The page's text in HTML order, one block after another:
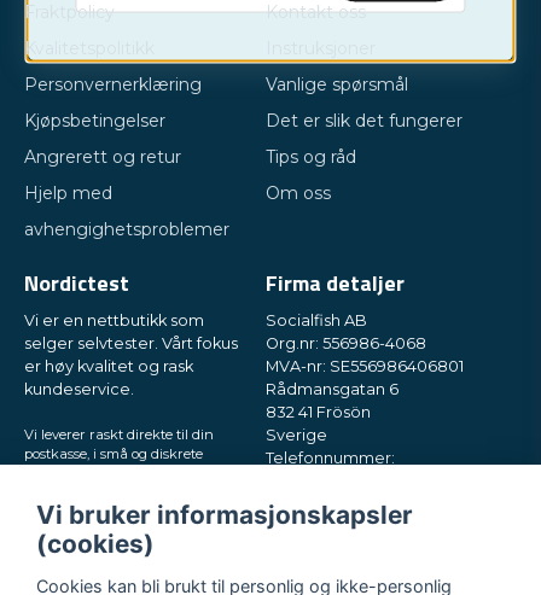
Fraktpolicy
Kvalitetspolitikk
Personvernerklæring
Kjøpsbetingelser
Angrerett og retur
Hjelp med
avhengighetsproblemer
Kontakt oss
Vanlige spørsmål
Det er slik det fungerer
Tips og råd
Om oss
Nordictest
Vi er en nettbutikk som
selger selvtester. Vårt fokus
er høy kvalitet og rask
kundeservice.
Vi leverer raskt direkte til din
postkasse, i små og diskrete
Firma detaljer
Socialfish AB
Org.nr: 556986-4068
MVA-nr: SE556986406801
Rådmansgatan 6
832 41 Frösön
Sverige
Telefonnummer:
E-post:hey@nordictest.no
Vi bruker informasjonskapsler
(cookies)
Cookies kan bli brukt til personlig og ikke-personlig